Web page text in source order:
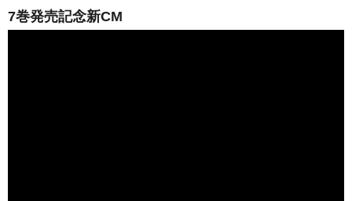
7巻発売記念新CM